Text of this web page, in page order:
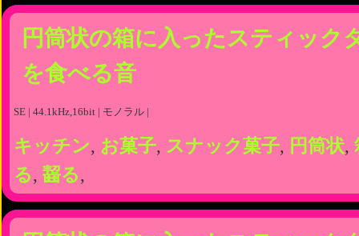
円筒状の箱に入ったスティック
を食べる音
SE | 44.1kHz,16bit | モノラル |
キッチン, お菓子, スナック菓子, 円筒状,
る, 齧る,